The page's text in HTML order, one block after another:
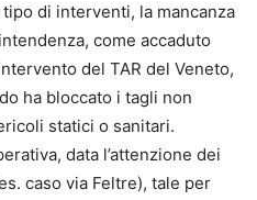
di interventi, la mancanza
come accaduto
del TAR del Veneto,
ha bloccato i tagli non
statici o sanitari.
data l’attenzione dei
caso via Feltre), tale per